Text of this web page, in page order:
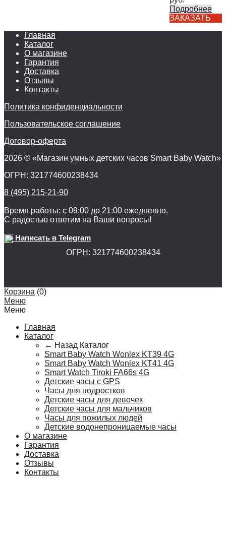
Подробнее
ЗАКАЗАТЬ
Главная
Каталог
О магазине
Гарантия
Доставка
Отзывы
Контакты
Политика конфиденциальности
Пользовательское соглашение
Договор-оферта
2026 © «Магазин умных детских часов Smart Baby Watch»
ОГРН: 321774600238434
8 (495) 215-21-90
Время работы: с 09:00 до 21:00 ежедневно.
С радостью ответим на Ваши вопросы!
Написать в Telegram
ОГРН: 321774600238434
Корзина (0)
Меню
Меню
Главная
Каталог
← Назад Каталог
Smart Baby Watch Wonlex KT39 4G
Smart Baby Watch Wonlex KT41 4G
Smart Watch Tiroki FA66s 4G
Детские часы с GPS
Часы для подростков
Детские часы для девочек
Детские часы для мальчиков
Часы для пожилых людей
Детские водонепроницаемые часы
О магазине
Гарантия
Доставка
Отзывы
Контакты